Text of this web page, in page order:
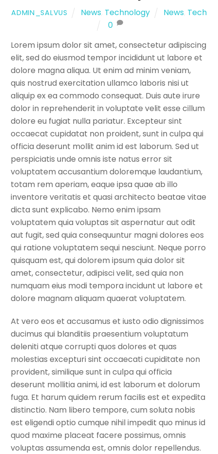
ADMIN_SALVUS News Technology News Tech
0
Lorem ipsum dolor sit amet, consectetur adipiscing
elit, sed do eiusmod tempor incididunt ut labore et
dolore magna aliqua. Ut enim ad minim veniam,
quis nostrud exercitation ullamco laboris nisi ut
aliquip ex ea commodo consequat. Duis aute irure
dolor in reprehenderit in voluptate velit esse cillum
dolore eu fugiat nulla pariatur. Excepteur sint
occaecat cupidatat non proident, sunt in culpa qui
officia deserunt mollit anim id est laborum. Sed ut
perspiciatis unde omnis iste natus error sit
voluptatem accusantium doloremque laudantium,
totam rem aperiam, eaque ipsa quae ab illo
inventore veritatis et quasi architecto beatae vitae
dicta sunt explicabo. Nemo enim ipsam
voluptatem quia voluptas sit aspernatur aut odit
aut fugit, sed quia consequuntur magni dolores eos
qui ratione voluptatem sequi nesciunt. Neque porro
quisquam est, qui dolorem ipsum quia dolor sit
amet, consectetur, adipisci velit, sed quia non
numquam eius modi tempora incidunt ut labore et
dolore magnam aliquam quaerat voluptatem.
At vero eos et accusamus et iusto odio dignissimos
ducimus qui blanditiis praesentium voluptatum
deleniti atque corrupti quos dolores et quas
molestias excepturi sint occaecati cupiditate non
provident, similique sunt in culpa qui officia
deserunt mollitia animi, id est laborum et dolorum
fuga. Et harum quidem rerum facilis est et expedita
distinctio. Nam libero tempore, cum soluta nobis
est eligendi optio cumque nihil impedit quo minus id
quod maxime placeat facere possimus, omnis
voluptas assumenda est, omnis dolor repellendus.